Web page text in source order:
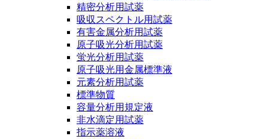
精密分析用試薬
吸収スペクトル用試薬
有害金属分析用試薬
原子吸光分析用試薬
蛍光分析用試薬
原子吸光用金属標準液
元素分析用試薬
標準物質
容量分析用規定液
非水滴定用試薬
指示薬溶液